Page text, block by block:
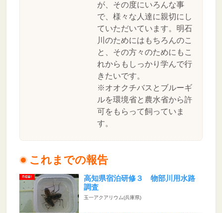
が、その度にいろんな事
で、様々な人達に親切にし
ていただいています。明石
川のためにはもちろんのこ
と、その方々のためにもこ
れからもしっかり学んで行
きたいです。
※オオクチバスとブルーギ
ルを環境省と農水省から許
可をもらって飼っていま
す。
これまでの報告
高知県宿泊研修３ 物部川用水路
調査
玉一アクアリウム(兵庫県)